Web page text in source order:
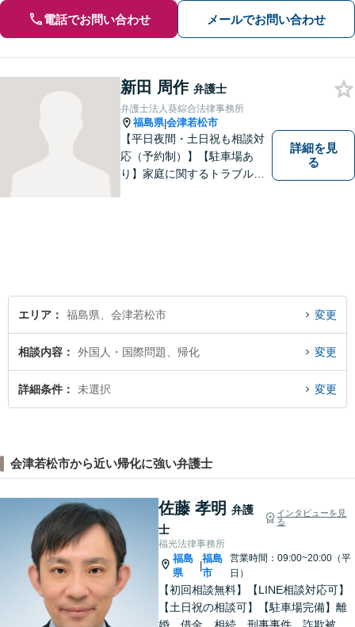
電話でお問い合わせ メールでお問い合わせ
新田 周作 弁護士
弁護士法人葵綜合法律事務所
福島県|会津若松市
【平日夜間・土日祝も相談対
応（予約制）】【駐車場あ
り】家庭に関するトラブルか
詳細を見
る
エリア 福島県、会津若松市 変更
相談内容 外国人・国際問題、帰化 変更
詳細条件 未選択 変更
会津若松市から近い帰化に強い弁護士
佐藤 孝明 弁護
士
インタビューを見
る
福光法律事務所
福島
県
|
福島
市
営業時間：09:00~20:00（平
日）
【初回相談無料】【LINE相談対応可】
【土日祝の相談可】【駐車場完備】離
婚、借金、相続、刑事事件、詐欺被